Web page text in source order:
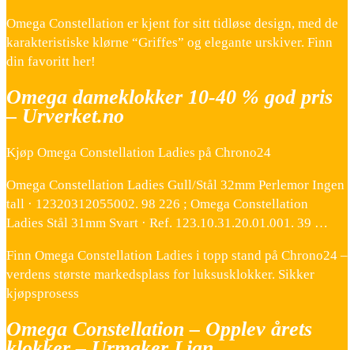
Omega Constellation er kjent for sitt tidløse design, med de
karakteristiske klørne “Griffes” og elegante urskiver. Finn
din favoritt her!
Omega dameklokker 10-40 % god pris
– Urverket.no
Kjøp Omega Constellation Ladies på Chrono24
Omega Constellation Ladies Gull/Stål 32mm Perlemor Ingen
tall · 12320312055002. 98 226 ; Omega Constellation
Ladies Stål 31mm Svart · Ref. 123.10.31.20.01.001. 39 …
Finn Omega Constellation Ladies i topp stand på Chrono24 –
verdens største markedsplass for luksusklokker. Sikker
kjøpsprosess
Omega Constellation – Opplev årets